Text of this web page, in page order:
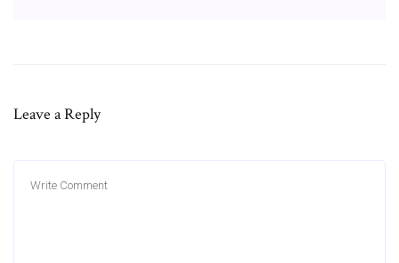
Leave a Reply